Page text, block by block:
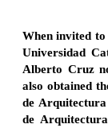
When invited
Universidad
Alberto Cruz
also obtained
de
de